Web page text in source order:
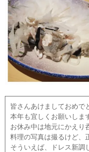
皆さんあけましておめで
本年も宜しくお願いしま
お休み中は地元にかえり
料理の写真は撮るけど、
そういえば、ドレス新調